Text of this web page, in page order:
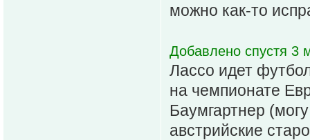
можно как-то
Добавлено спустя 3
Лассо идет
на чемпионате
Баумгартнер
австрийские